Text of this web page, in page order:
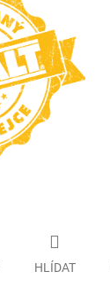
HLÍDAT